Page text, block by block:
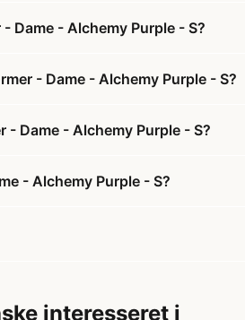
Dame - Alchemy Purple - S?
- Dame - Alchemy Purple - S?
Dame - Alchemy Purple - S?
- Alchemy Purple - S?
interesseret i